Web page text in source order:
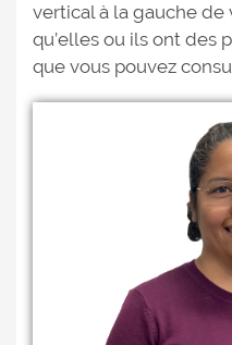
vertical à la gauche
qu’elles ou ils ont des
que vous pouvez